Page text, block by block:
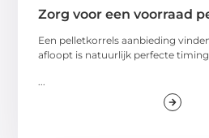
Zorg voor een voorraad
Een pelletkorrels aanbieding
afloopt is natuurlijk perfecte